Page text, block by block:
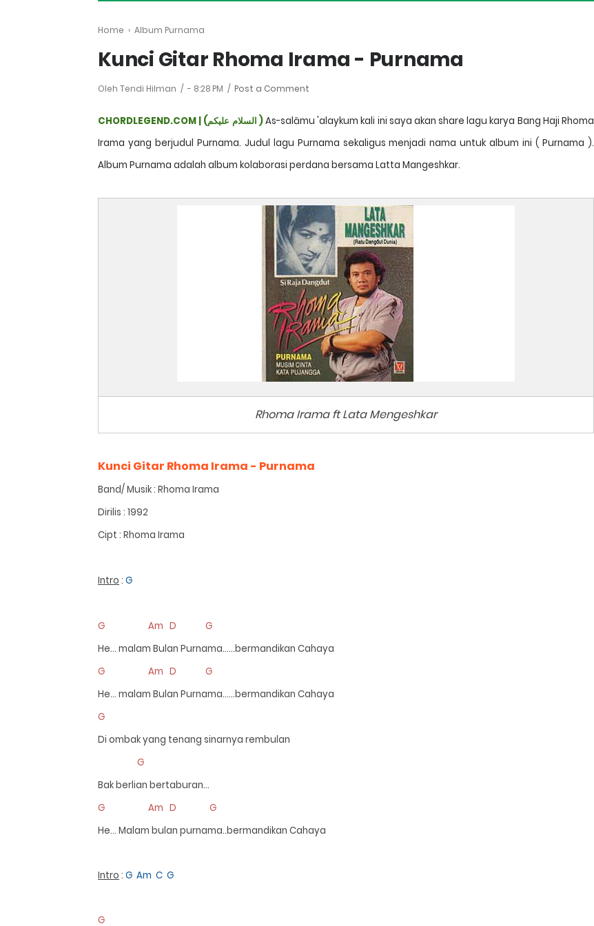
Home › Album Purnama
Kunci Gitar Rhoma Irama - Purnama
Oleh Tendi Hilman - 8:28 PM Post a Comment
CHORDLEGEND.COM | ( السلام عليكم )As-salāmu 'alaykum kali ini saya akan share lagu karya Bang Haji Rhoma
Irama yang berjudul Purnama. Judul lagu Purnama sekaligus menjadi nama untuk album ini ( Purnama ).
Album Purnama adalah album kolaborasi perdana bersama Latta Mangeshkar.
Rhoma Irama ft Lata Mengeshkar
Kunci Gitar Rhoma Irama - Purnama
Band/ Musik : Rhoma Irama
Dirilis : 1992
Cipt : Rhoma Irama
Intro : G
G Am D G
He… malam Bulan Purnama……bermandikan Cahaya
G Am D G
He… malam Bulan Purnama……bermandikan Cahaya
G
Di ombak yang tenang sinarnya rembulan
G
Bak berlian bertaburan…
G Am D G
He… Malam bulan purnama..bermandikan Cahaya
Intro : G Am C G
G